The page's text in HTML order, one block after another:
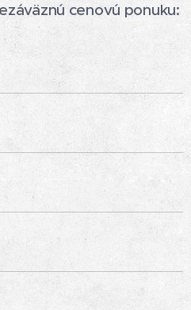
cenovú ponuku: